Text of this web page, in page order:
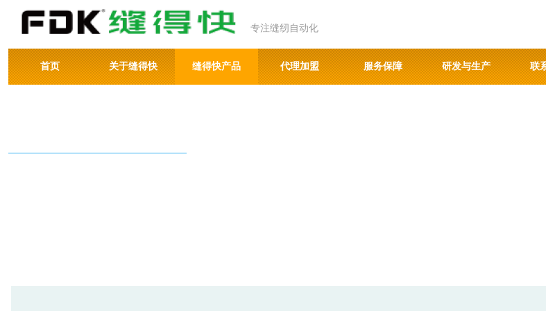
专注缝纫自动化
首页 关于缝得快 缝得快产品 代理加盟 服务保障 研发与生产 联